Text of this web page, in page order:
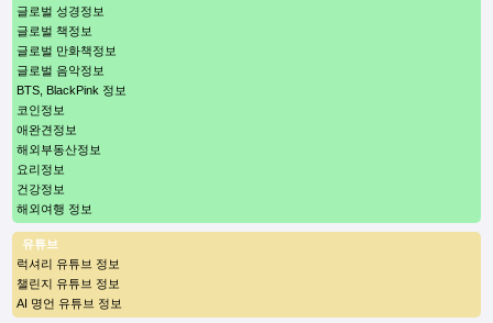
글로벌 성경정보
글로벌 책정보
글로벌 만화책정보
글로벌 음악정보
BTS, BlackPink 정보
코인정보
애완견정보
해외부동산정보
요리정보
건강정보
해외여행 정보
유튜브
럭셔리 유튜브 정보
챌린지 유튜브 정보
AI 명언 유튜브 정보